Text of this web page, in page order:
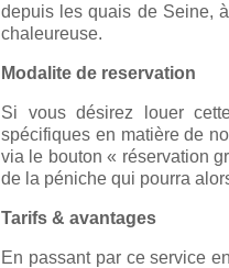
depuis les quais de Seine,
chaleureuse.
Modalite de reservation
Si vous désirez louer
spécifiques en matière de
via le bouton « réservation
de la péniche qui pourra
Tarifs & avantages
En passant par ce service